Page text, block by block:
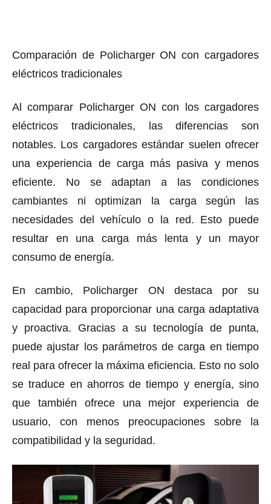
Comparación de Policharger ON con cargadores
eléctricos tradicionales
Al comparar Policharger ON con los cargadores
eléctricos tradicionales, las diferencias son
notables. Los cargadores estándar suelen ofrecer
una experiencia de carga más pasiva y menos
eficiente. No se adaptan a las condiciones
cambiantes ni optimizan la carga según las
necesidades del vehículo o la red. Esto puede
resultar en una carga más lenta y un mayor
consumo de energía.
En cambio, Policharger ON destaca por su
capacidad para proporcionar una carga adaptativa
y proactiva. Gracias a su tecnología de punta,
puede ajustar los parámetros de carga en tiempo
real para ofrecer la máxima eficiencia. Esto no solo
se traduce en ahorros de tiempo y energía, sino
que también ofrece una mejor experiencia de
usuario, con menos preocupaciones sobre la
compatibilidad y la seguridad.